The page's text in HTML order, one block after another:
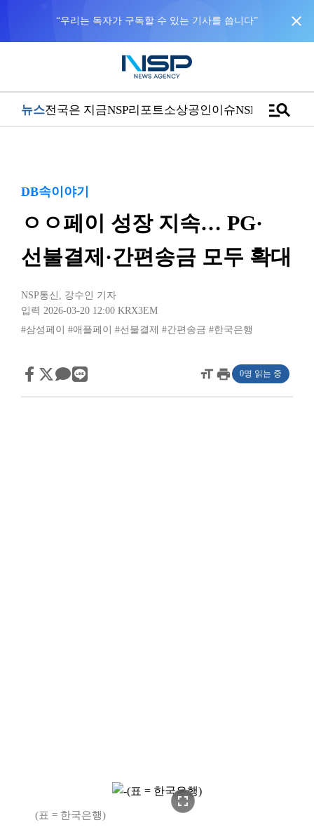
close
뉴스전국은 지금NSP리포트소상공인이슈NSPTVmanage_search
DB속이야기
ㅇㅇ페이 성장 지속… PG·
선불결제·간편송금 모두 확대
NSP통신 , 강수인 기자
입력 2026-03-20 12:00 KRX3EM
#삼성페이
#애플페이 #선불결제 #간편송금 #한국은행
format_sizeprint 0명 읽는 중
fullscreen
(표 = 한국은행)